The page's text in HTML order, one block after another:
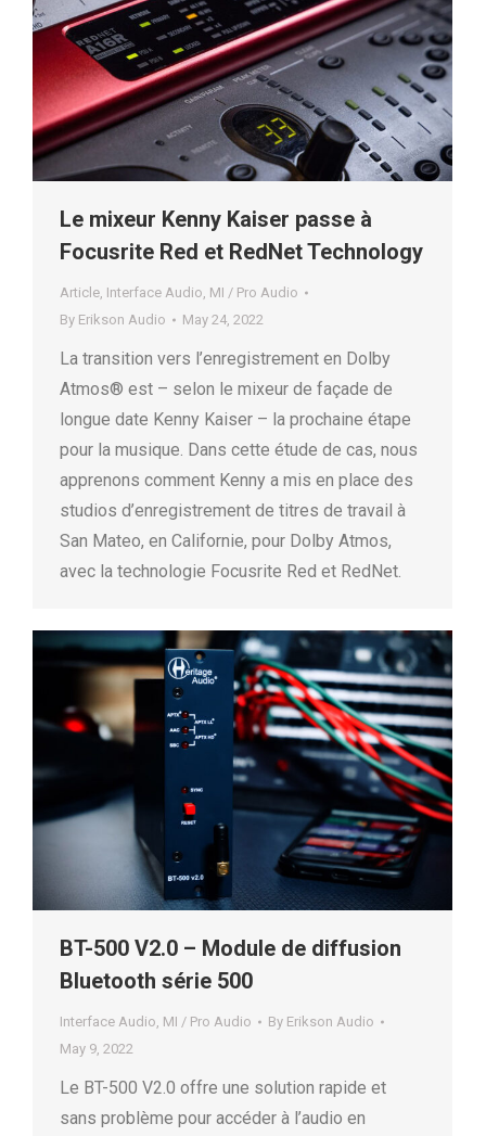
Le mixeur Kenny Kaiser passe à
Focusrite Red et RedNet Technology
Article, Interface Audio, MI / Pro Audio
By Erikson Audio May 24, 2022
La transition vers l’enregistrement en Dolby
Atmos® est – selon le mixeur de façade de
longue date Kenny Kaiser – la prochaine étape
pour la musique. Dans cette étude de cas, nous
apprenons comment Kenny a mis en place des
studios d’enregistrement de titres de travail à
San Mateo, en Californie, pour Dolby Atmos,
avec la technologie Focusrite Red et RedNet.
BT-500 V2.0 – Module de diffusion
Bluetooth série 500
Interface Audio, MI / Pro Audio By Erikson Audio
May 9, 2022
Le BT-500 V2.0 offre une solution rapide et
sans problème pour accéder à l’audio en